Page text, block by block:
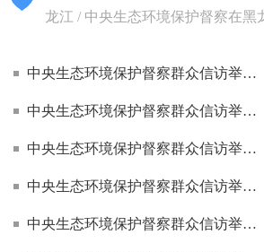
龙江 / 中央生态环境保护督察在黑
中央生态环境保护督察群众信访举报转办和边督边改公开情况（第二十九批）
中央生态环境保护督察群众信访举报转办和边督边改公开情况（第二十八批）
中央生态环境保护督察群众信访举报转办和边督边改公开情况（第二十六批）
中央生态环境保护督察群众信访举报转办和边督边改公开情况（第二十二批）
中央生态环境保护督察群众信访举报转办和边督边改公开情况（第二十一批）